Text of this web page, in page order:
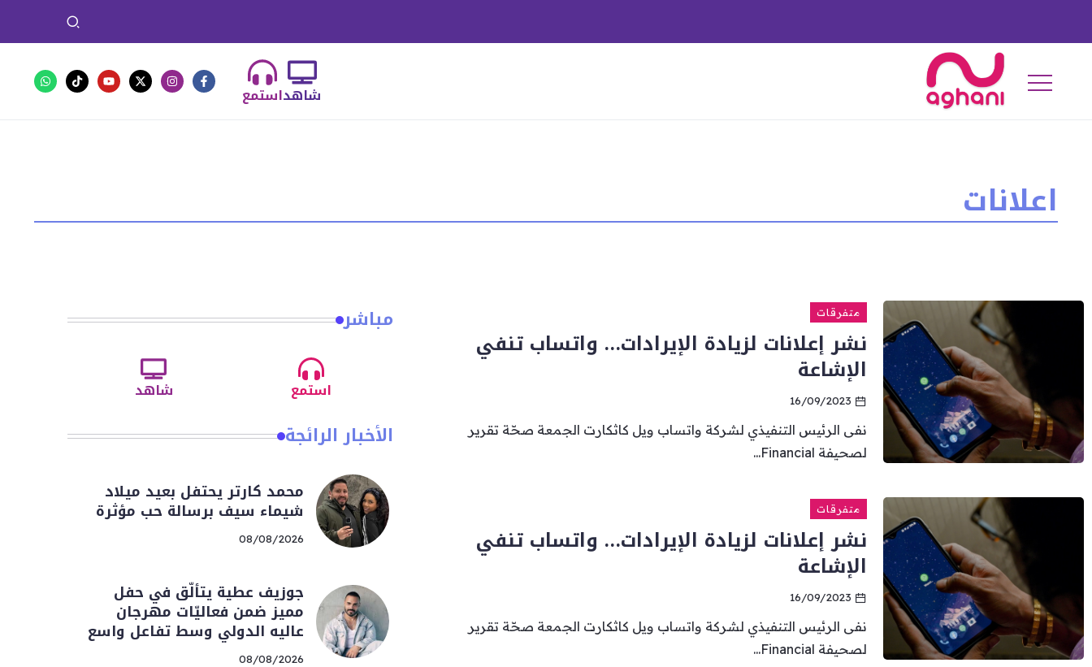
استمعشاهد
اعلانات
متفرقات
نشر إعلانات لزيادة الإيرادات… واتساب تنفي
الإشاعة
16/09/2023
نفى الرئيس التنفيذي لشركة واتساب ويل كاثكارت الجمعة صحّة تقرير
لصحيفة Financial...
متفرقات
نشر إعلانات لزيادة الإيرادات… واتساب تنفي
الإشاعة
16/09/2023
نفى الرئيس التنفيذي لشركة واتساب ويل كاثكارت الجمعة صحّة تقرير
لصحيفة Financial...
مباشر
استمع شاهد
الأخبار الرائجة
محمد كارتر يحتفل بعيد ميلاد
شيماء سيف برسالة حب مؤثرة
08/08/2026
جوزيف عطية يتألّق في حفل
مميز ضمن فعاليّات مهرجان
عاليه الدولي وسط تفاعل واسع
08/08/2026